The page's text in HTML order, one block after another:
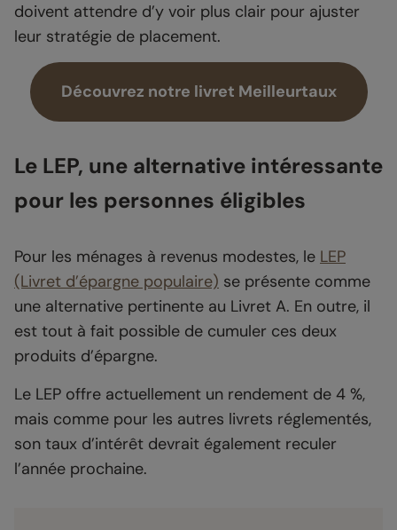
doivent attendre d’y voir plus clair pour ajuster
leur stratégie de placement.
Découvrez notre livret Meilleurtaux
Le LEP, une alternative intéressante
pour les personnes éligibles
Pour les ménages à revenus modestes, le LEP
(Livret d’épargne populaire) se présente comme
une alternative pertinente au Livret A. En outre, il
est tout à fait possible de cumuler ces deux
produits d’épargne.
Le LEP offre actuellement un rendement de 4 %,
mais comme pour les autres livrets réglementés,
son taux d’intérêt devrait également reculer
l’année prochaine.